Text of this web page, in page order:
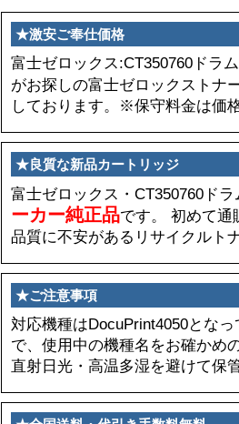
★激安ご奉仕価格
富士ゼロックス:CT350760ドラ
がお探しの富士ゼロックストナ
しております。※保守料金は価
★良質な新品カートリッジ
富士ゼロックス・CT350760ド
ーカー純正品です。 初めて通
品質に不安があるリサイクルト
★ご注意事項
対応機種はDocuPrint4050とな
で、使用中の機種名をお確かめ
直射日光・高温多湿を避けて保